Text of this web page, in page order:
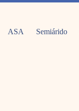
ASA Semiárido